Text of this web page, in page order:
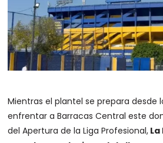
Mientras el plantel se prepara desde
enfrentar a Barracas Central este
del Apertura de la Liga Profesional,